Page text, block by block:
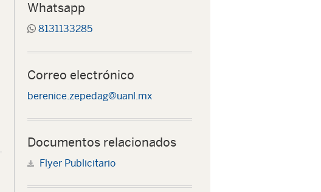
Whatsapp
8131133285
Correo electrónico
berenice.zepedag@uanl.mx
Documentos relacionados
Flyer Publicitario